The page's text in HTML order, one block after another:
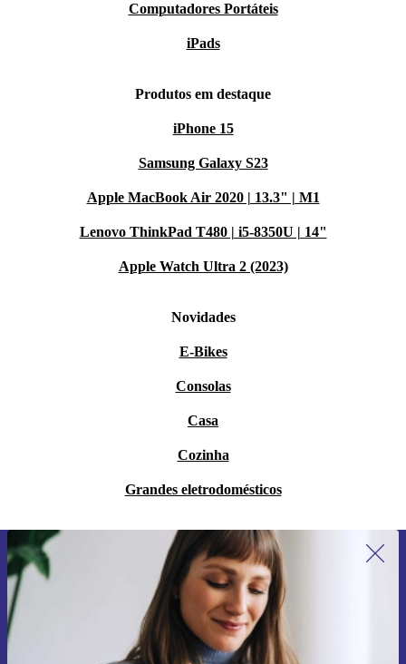
Computadores Portáteis
iPads
Produtos em destaque
iPhone 15
Samsung Galaxy S23
Apple MacBook Air 2020 | 13.3" | M1
Lenovo ThinkPad T480 | i5-8350U | 14"
Apple Watch Ultra 2 (2023)
Novidades
E-Bikes
Consolas
Casa
Cozinha
Grandes eletrodomésticos
Subscreve a nossa newsletter pela
primeira vez e poupa 15€!
Não percas mais nenhuma oferta.